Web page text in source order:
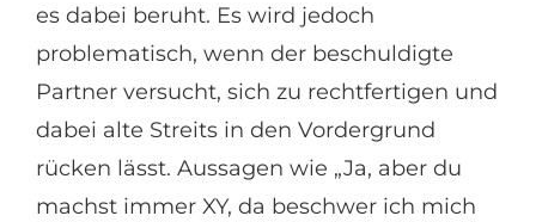
es dabei beruht. Es wird jedoch
problematisch, wenn der beschuldigte
Partner versucht, sich zu rechtfertigen und
dabei alte Streits in den Vordergrund
rücken lässt. Aussagen wie „Ja, aber du
machst immer XY, da beschwer ich mich